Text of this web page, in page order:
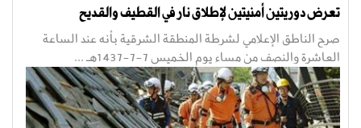
تعرض دوريتين أمنيتين لإطلاق نار في القطيف والقديح
صرح الناطق الإعلامي لشرطة المنطقة الشرقية بأنه عند الساعة
العاشرة والنصف من مساء يوم الخميس 7-7-1437هـ ...